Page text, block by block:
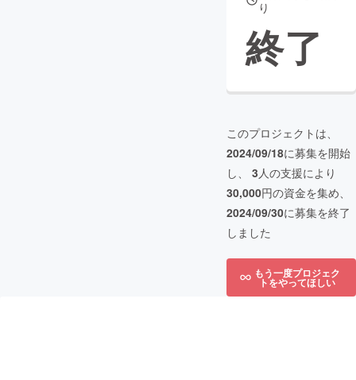
り
終了
このプロジェクトは、
2024/09/18に募集を開始
し、 3人の支援により
30,000円の資金を集め、
2024/09/30に募集を終了
しました
もう一度プロジェク
トをやってほしい